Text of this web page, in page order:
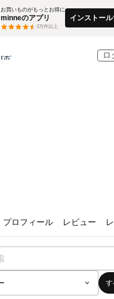
お買いものがもっとお得に
minneのアプリ
3万件以上
インストール
ロ
プロフィール レビュー
す